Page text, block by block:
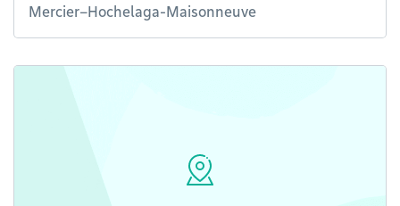
Mercier–Hochelaga-Maisonneuve